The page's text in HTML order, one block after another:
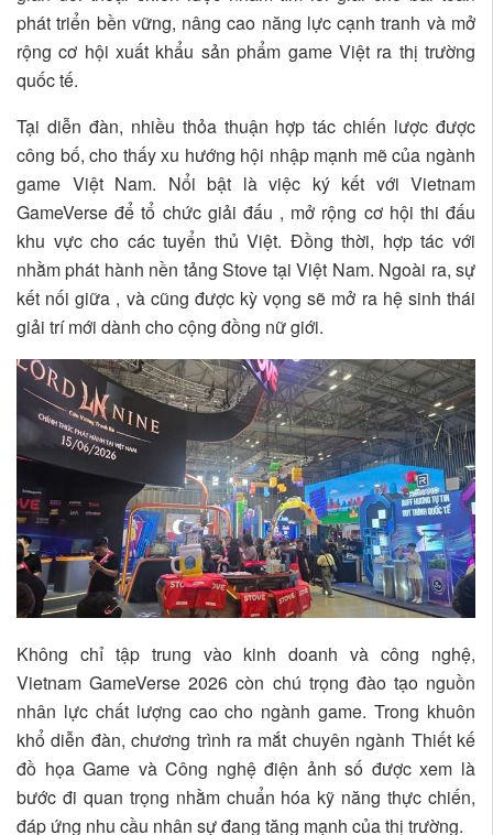
phát triển bền vững, nâng cao năng lực cạnh tranh và mở
rộng cơ hội xuất khẩu sản phẩm game Việt ra thị trường
quốc tế.
Tại diễn đàn, nhiều thỏa thuận hợp tác chiến lược được
công bố, cho thấy xu hướng hội nhập mạnh mẽ của ngành
game Việt Nam. Nổi bật là việc ký kết với Vietnam
GameVerse để tổ chức giải đấu , mở rộng cơ hội thi đấu
khu vực cho các tuyển thủ Việt. Đồng thời, hợp tác với
nhằm phát hành nền tảng Stove tại Việt Nam. Ngoài ra, sự
kết nối giữa , và cũng được kỳ vọng sẽ mở ra hệ sinh thái
giải trí mới dành cho cộng đồng nữ giới.
Không chỉ tập trung vào kinh doanh và công nghệ,
Vietnam GameVerse 2026 còn chú trọng đào tạo nguồn
nhân lực chất lượng cao cho ngành game. Trong khuôn
khổ diễn đàn, chương trình ra mắt chuyên ngành Thiết kế
đồ họa Game và Công nghệ điện ảnh số được xem là
bước đi quan trọng nhằm chuẩn hóa kỹ năng thực chiến,
đáp ứng nhu cầu nhân sự đang tăng mạnh của thị trường.